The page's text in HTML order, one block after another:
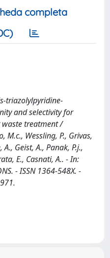
completa
triazolylpyridine-
and selectivity for
treatment /
M.c., Wessling, P., Grivas,
A., Geist, A., Panak, P.j.,
E., Casnati, A.. - In:
- ISSN 1364-548X. -